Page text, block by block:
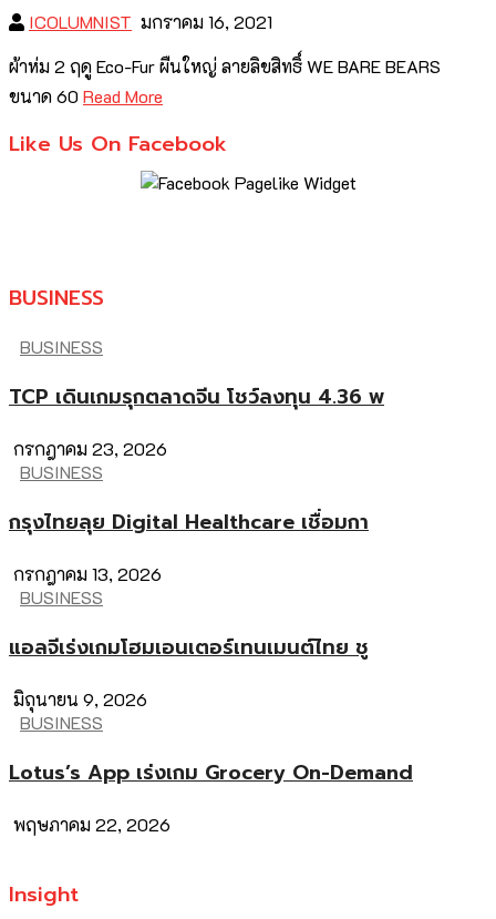
ICOLUMNIST มกราคม 16, 2021
ผ้าห่ม 2 ฤดู Eco-Fur ผืนใหญ่ ลายลิขสิทธิ์ WE BARE BEARS
ขนาด 60 Read More
Like Us On Facebook
BUSINESS
BUSINESS
TCP เดินเกมรุกตลาดจีน โชว์ลงทุน 4.36 พ
กรกฎาคม 23, 2026
BUSINESS
กรุงไทยลุย Digital Healthcare เชื่อมกา
กรกฎาคม 13, 2026
BUSINESS
แอลจีเร่งเกมโฮมเอนเตอร์เทนเมนต์ไทย ชู
มิถุนายน 9, 2026
BUSINESS
Lotus’s App เร่งเกม Grocery On-Demand
พฤษภาคม 22, 2026
Insight